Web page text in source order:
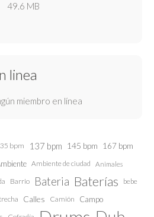
49.6 MB
linea
miembro en línea
bpm 137 bpm 145 bpm 167 bpm
Ambiente de ciudad Animales
Barrio Bateria Baterías bebe
Calles Camión Campo